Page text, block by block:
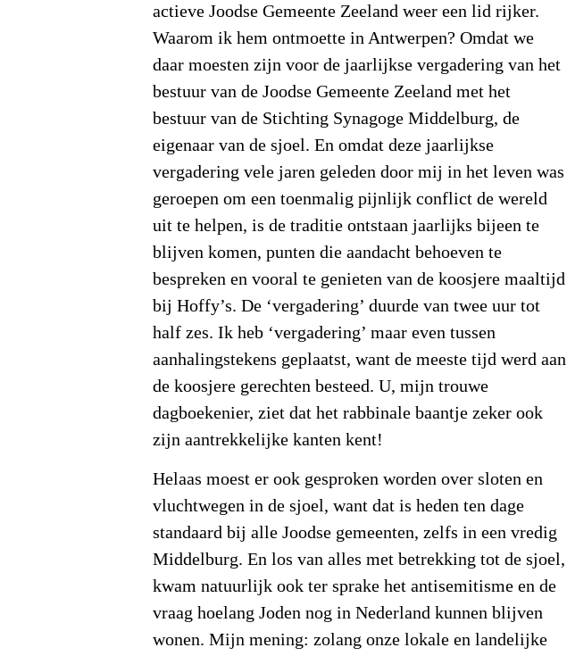
actieve Joodse Gemeente Zeeland weer een lid rijker.
Waarom ik hem ontmoette in Antwerpen? Omdat we
daar moesten zijn voor de jaarlijkse vergadering van het
bestuur van de Joodse Gemeente Zeeland met het
bestuur van de Stichting Synagoge Middelburg, de
eigenaar van de sjoel. En omdat deze jaarlijkse
vergadering vele jaren geleden door mij in het leven was
geroepen om een toenmalig pijnlijk conflict de wereld
uit te helpen, is de traditie ontstaan jaarlijks bijeen te
blijven komen, punten die aandacht behoeven te
bespreken en vooral te genieten van de koosjere maaltijd
bij Hoffy’s. De ‘vergadering’ duurde van twee uur tot
half zes. Ik heb ‘vergadering’ maar even tussen
aanhalingstekens geplaatst, want de meeste tijd werd aan
de koosjere gerechten besteed. U, mijn trouwe
dagboekenier, ziet dat het rabbinale baantje zeker ook
zijn aantrekkelijke kanten kent!
Helaas moest er ook gesproken worden over sloten en
vluchtwegen in de sjoel, want dat is heden ten dage
standaard bij alle Joodse gemeenten, zelfs in een vredig
Middelburg. En los van alles met betrekking tot de sjoel,
kwam natuurlijk ook ter sprake het antisemitisme en de
vraag hoelang Joden nog in Nederland kunnen blijven
wonen. Mijn mening: zolang onze lokale en landelijke